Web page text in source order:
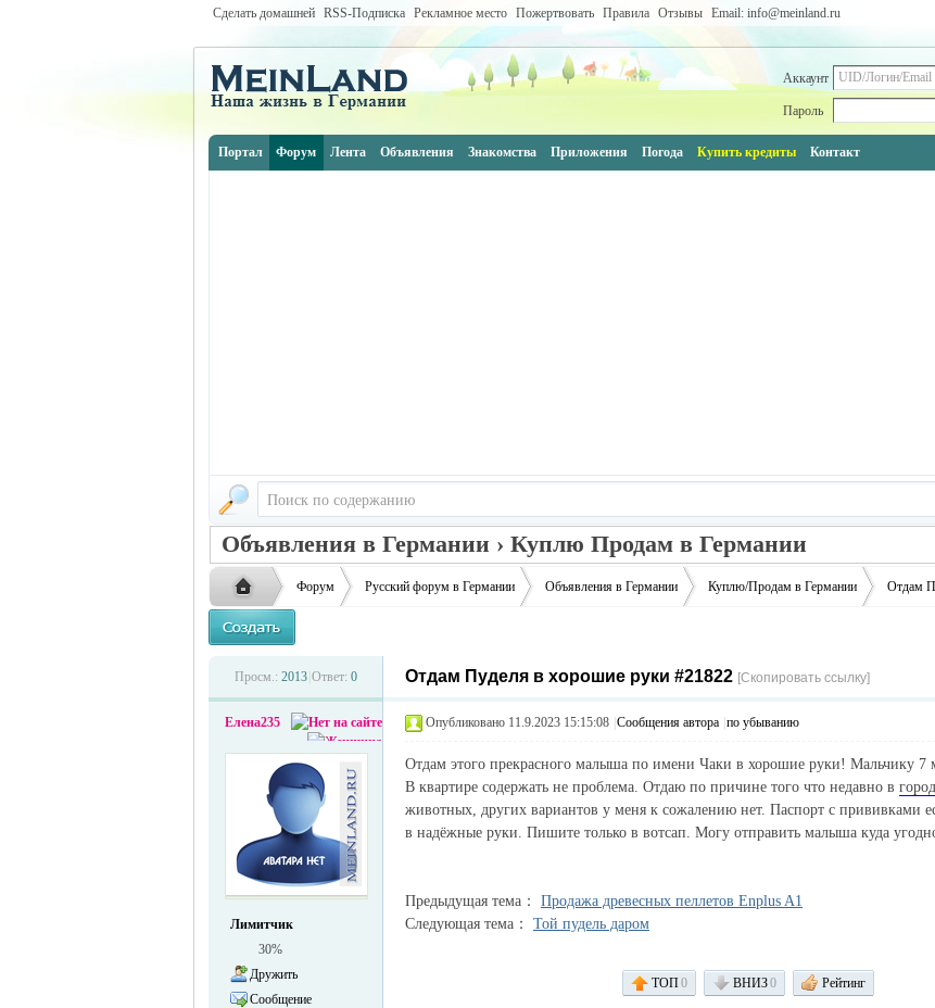
Сделать домашней RSS-Подписка Рекламное место Пожертвовать Правила Отзывы Email: info@meinland.ru
Аккаунт
Пароль
Портал Форум Лента Объявления Знакомства Приложения Погода Купить кредиты Контакт
Объявления в Германии › Куплю Продам в Германии
Русская
жизнь и
›
Форум
›
Русский форум в Германии
›
Объявления в Германии
›
Куплю/Продам в Германии
›
Отдам
Просм.: 2013 Ответ: 0 Отдам Пуделя в хорошие руки #21822 [Скопировать ссылку]
Елена235
Лимитчик
30%
Дружить
Сообщение
Опубликовано 11.9.2023 15:15:08 Сообщения автора по убыванию
Отдам этого прекрасного малыша по имени Чаки в хорошие руки! Мальчику 7
В квартире содержать не проблема. Отдаю по причине того что недавно в город
животных, других вариантов у меня к сожалению нет. Паспорт с прививками
в надёжные руки. Пишите только в вотсап. Могу отправить малыша куда
Предыдущая тема： Продажа древесных пеллетов Enplus A1
Следующая тема： Той пудель даром
ТОП0 ВНИЗ0 Рейтинг